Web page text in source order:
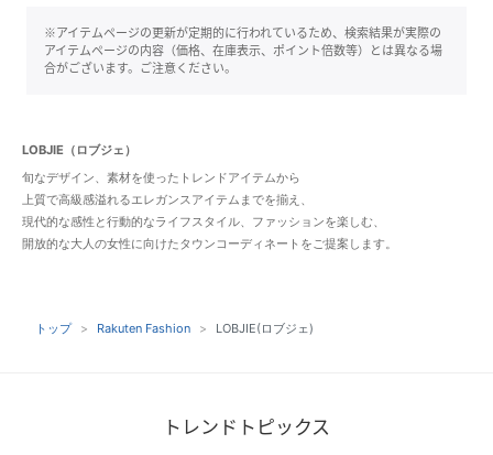
※アイテムページの更新が定期的に行われているため、検索結果が実際の
アイテムページの内容（価格、在庫表示、ポイント倍数等）とは異なる場
合がございます。ご注意ください。
LOBJIE（ロブジェ）
旬なデザイン、素材を使ったトレンドアイテムから
上質で高級感溢れるエレガンスアイテムまでを揃え、
現代的な感性と行動的なライフスタイル、ファッションを楽しむ、
開放的な大人の女性に向けたタウンコーディネートをご提案します。
トップ Rakuten Fashion LOBJIE(ロブジェ)
トレンドトピックス